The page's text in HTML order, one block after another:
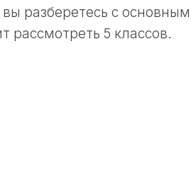
разберетесь с
рассмотреть 5 классов.